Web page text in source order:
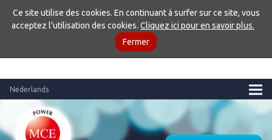
Ce site utilise des cookies. En continuant à surfer sur ce site, vous
acceptez l'utilisation des cookies. Cliquez ici pour en savoir plus.
Fermer
Nederlands